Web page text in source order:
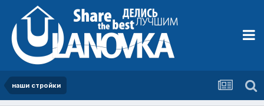
наши стройки